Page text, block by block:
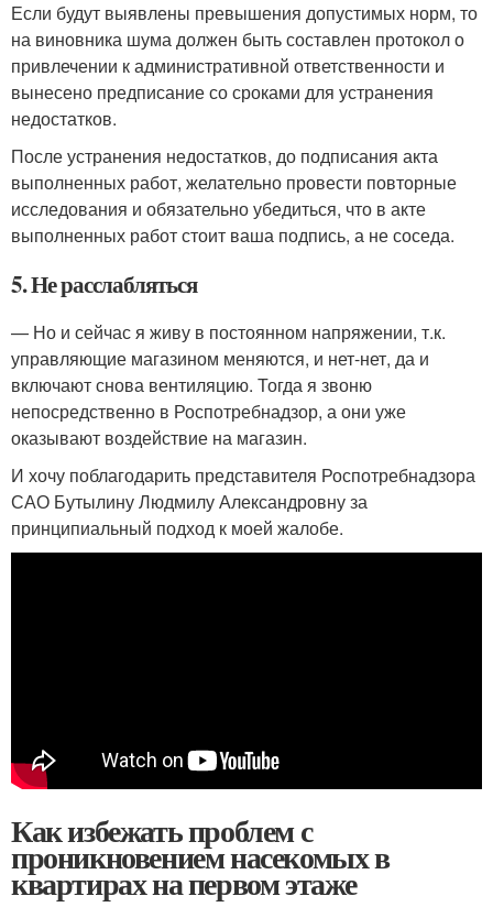
Если будут выявлены превышения допустимых норм, то
на виновника шума должен быть составлен протокол о
привлечении к административной ответственности и
вынесено предписание со сроками для устранения
недостатков.
После устранения недостатков, до подписания акта
выполненных работ, желательно провести повторные
исследования и обязательно убедиться, что в акте
выполненных работ стоит ваша подпись, а не соседа.
5. Не расслабляться
— Но и сейчас я живу в постоянном напряжении, т.к.
управляющие магазином меняются, и нет-нет, да и
включают снова вентиляцию. Тогда я звоню
непосредственно в Роспотребнадзор, а они уже
оказывают воздействие на магазин.
И хочу поблагодарить представителя Роспотребнадзора
САО Бутылину Людмилу Александровну за
принципиальный подход к моей жалобе.
Как избежать проблем с
проникновением насекомых в
квартирах на первом этаже